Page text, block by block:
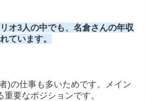
オ3人の中でも、 名倉さんの年収
ています。
)の仕事も多いためです。メイン
要なポジションです。